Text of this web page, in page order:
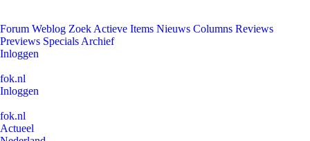
Forum Weblog Zoek Actieve Items Nieuws Columns Reviews
Previews Specials Archief
Inloggen
fok.nl
Inloggen
fok.nl
Actueel